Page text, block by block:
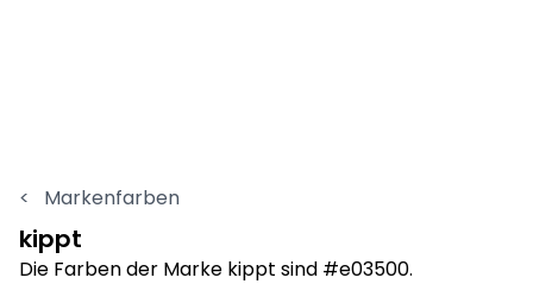
< Markenfarben
kippt
Die Farben der Marke kippt sind #e03500.